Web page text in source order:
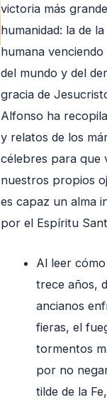
victoria más
humanidad: la de
humana
del mundo y del
gracia de
Alfonso ha
y relatos de los
célebres para que
nuestros propios
es capaz un alma
por el Espíritu
Al leer
trece años,
ancianos
fieras, el
tormentos
por no
tilde de la